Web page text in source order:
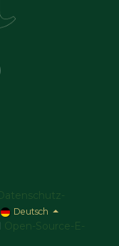
Datenschutz-
Deutsch
Open-Source-E-